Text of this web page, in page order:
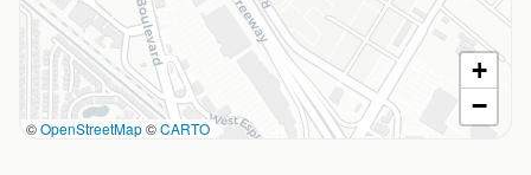
©OpenStreetMap©CARTO
+
−